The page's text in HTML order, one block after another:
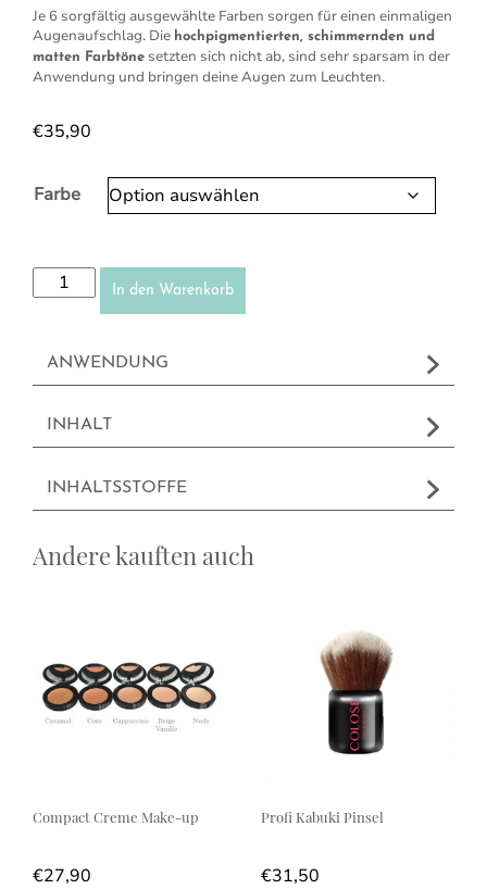
Je 6 sorgfältig ausgewählte Farben sorgen für einen einmaligen
Augenaufschlag. Die hochpigmentierten, schimmernden und
matten Farbtöne setzten sich nicht ab, sind sehr sparsam in der
Anwendung und bringen deine Augen zum Leuchten.
€35,90
Farbe
Lidschattenpalette Menge
In den Warenkorb
ANWENDUNG
INHALT
INHALTSSTOFFE
Andere kauften auch
Compact Creme Make-up
€27,90
Profi Kabuki Pinsel
€31,50